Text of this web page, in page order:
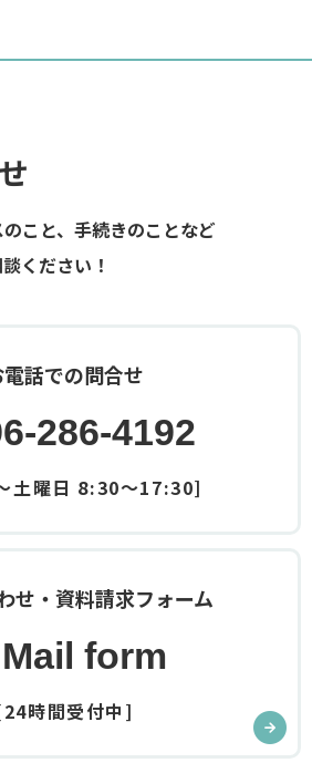
こと、手続きのことなど
ください！
電話での問合せ
286-4192
土曜日 8:30～17:30]
せ・資料請求フォーム
Mail form
時間受付中]